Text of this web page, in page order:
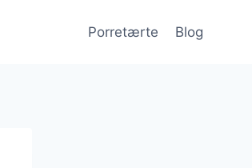
Porretærte Blog